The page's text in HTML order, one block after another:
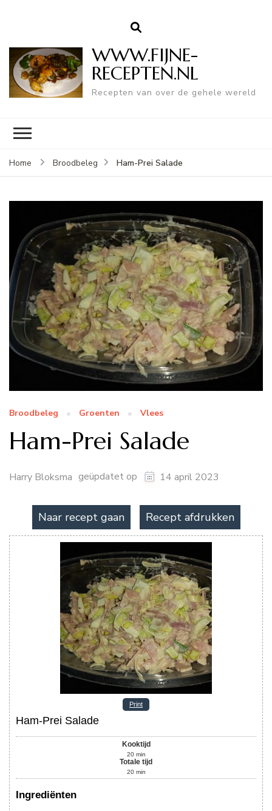
WWW.FIJNE-
RECEPTEN.NL
Recepten van over de gehele wereld
Home Broodbeleg Ham-Prei Salade
Broodbeleg Groenten Vlees
Ham-Prei Salade
Harry Bloksma geüpdatet op 14 april 2023
Naar recept gaan Recept afdrukken
Print
Ham-Prei Salade
Kooktijd
20 min
Totale tijd
20 min
Ingrediënten